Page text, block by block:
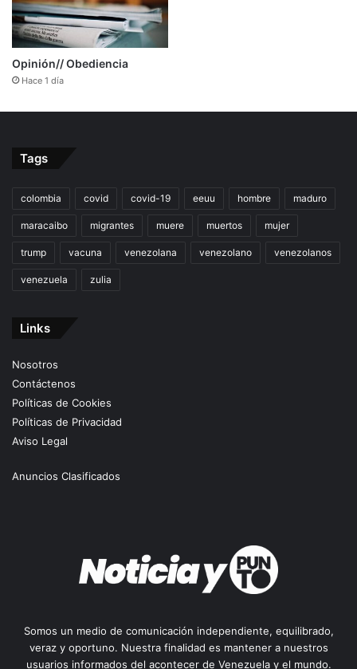
Opinión// Obediencia
Hace 1 día
Tags
colombia covid covid-19 eeuu hombre maduro
maracaibo migrantes muere muertos mujer
trump vacuna venezolana venezolano venezolanos
venezuela zulia
Links
Nosotros
Contáctenos
Políticas de Cookies
Políticas de Privacidad
Aviso Legal
Anuncios Clasificados
Somos un medio de comunicación independiente, equilibrado,
veraz y oportuno. Nuestra finalidad es mantener a nuestros
usuarios informados del acontecer de Venezuela y el mundo.